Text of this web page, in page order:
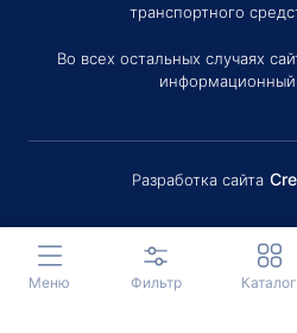
транспортного
Во всех остальных случаях
информационный
Разработка сайта
Меню Фильтр Каталог